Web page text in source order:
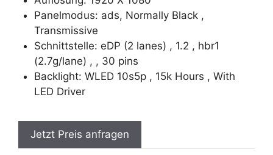
Panelmodus: ads, Normally Black ,
Transmissive
Schnittstelle: eDP (2 lanes) , 1.2 , hbr1
(2.7g/lane) , , 30 pins
Backlight: WLED 10s5p , 15k Hours , With
LED Driver
Jetzt Preis anfragen